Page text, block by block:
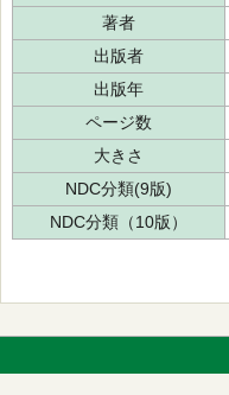
著者
出版者
出版年
ページ数
大きさ
NDC分類(9版)
NDC分類（10版）